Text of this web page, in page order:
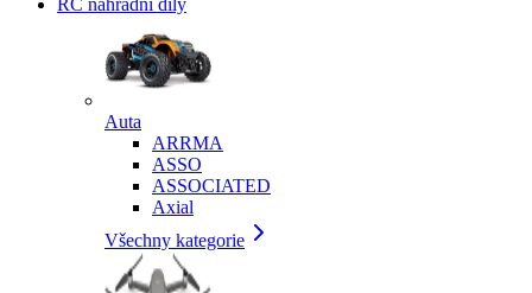
RC náhradní díly
Auta
ARRMA
ASSO
ASSOCIATED
Axial
Všechny kategorie